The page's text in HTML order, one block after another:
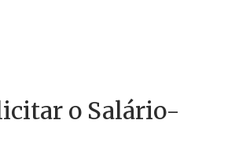
o Salário-